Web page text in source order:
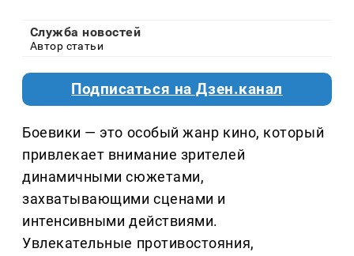
Служба новостей
Автор статьи
Подписаться на Дзен.канал
Боевики — это особый жанр кино, который
привлекает внимание зрителей
динамичными сюжетами,
захватывающими сценами и
интенсивными действиями.
Увлекательные противостояния,